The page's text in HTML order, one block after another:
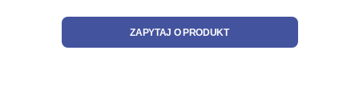
ZAPYTAJ O PRODUKT